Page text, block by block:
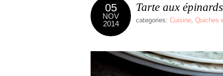
05
NOV
2014
Tarte aux
categories: Cuisine, Quiches